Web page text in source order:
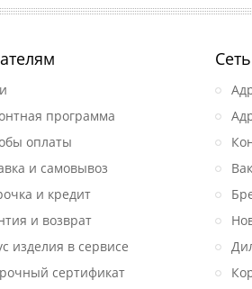
программа
оплаты
и самовывоз
и кредит
и возврат
изделия в сервисе
сертификат